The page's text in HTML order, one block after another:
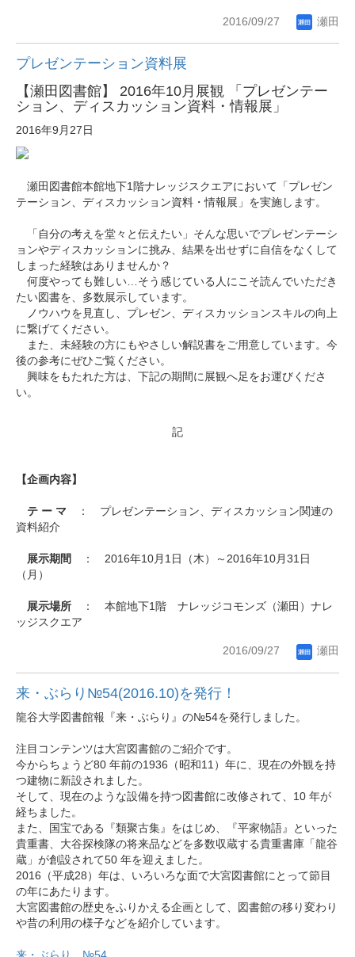
2016/09/27 瀬田
プレゼンテーション資料展
【瀬田図書館】 2016年10月展観 「プレゼンテー
ション、ディスカッション資料・情報展」
2016年9月27日
瀬田図書館本館地下1階ナレッジスクエアにおいて「プレゼン
テーション、ディスカッション資料・情報展」を実施します。
「自分の考えを堂々と伝えたい」そんな思いでプレゼンテーシ
ョンやディスカッションに挑み、結果を出せずに自信をなくして
しまった経験はありませんか？
何度やっても難しい…そう感じている人にこそ読んでいただき
たい図書を、多数展示しています。
ノウハウを見直し、プレゼン、ディスカッションスキルの向上
に繋げてください。
また、未経験の方にもやさしい解説書をご用意しています。今
後の参考にぜひご覧ください。
興味をもたれた方は、下記の期間に展観へ足をお運びくださ
い。
記
【企画内容】
テ ー マ ： プレゼンテーション、ディスカッション関連の
資料紹介
展示期間
： 2016年10月1日（木）～2016年10月31日
（月）
展示場所 ： 本館地下1階 ナレッジコモンズ（瀬田）ナレ
ッジスクエア
2016/09/27 瀬田
来・ぶらり№54(2016.10)を発行！
龍谷大学図書館報『来・ぶらり』の№54を発行しました。
注目コンテンツは大宮図書館のご紹介です。
今からちょうど80 年前の1936（昭和11）年に、現在の外観を持
つ建物に新設されました。
そして、現在のような設備を持つ図書館に改修されて、10 年が
経ちました。
また、国宝である『類聚古集』をはじめ、『平家物語』といった
貴重書、大谷探検隊の将来品などを多数収蔵する貴重書庫「龍谷
蔵」が創設されて50 年を迎えました。
2016（平成28）年は、いろいろな面で大宮図書館にとって節目
の年にあたります。
大宮図書館の歴史をふりかえる企画として、図書館の移り変わり
や昔の利用の様子などを紹介しています。
来・ぶらり №54